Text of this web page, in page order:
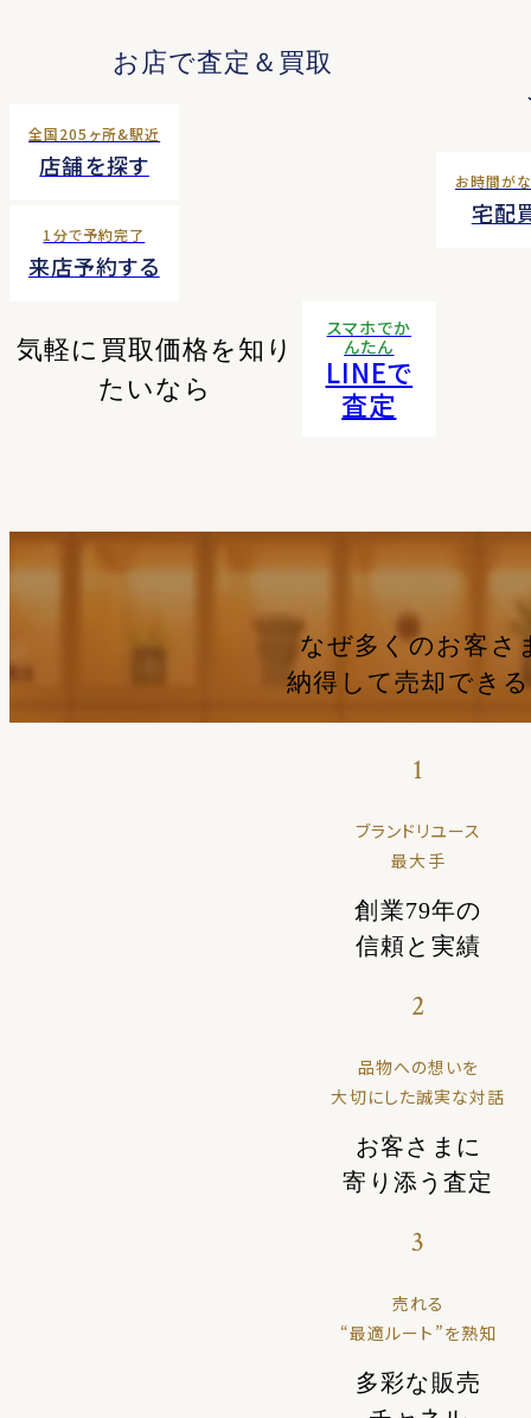
お店で査定＆買取
全国205ヶ所&駅近
店舗を探す
1分で予約完了
来店予約する
お時間が
宅配
気軽に買取価格を知り
たいなら
スマホでか
んたん
LINEで
査定
なぜ多くのお客さ
納得して売却でき
1
ブランドリユース
最大手
創業79年の
信頼と実績
2
品物への想いを
大切にした誠実な対話
お客さまに
寄り添う査定
3
売れる
“最適ルート”を熟知
多彩な販売